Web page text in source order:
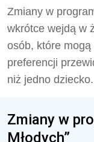
Zmiany w
wkrótce wejdą w
osób, które
preferencji
niż jedno dziecko.
Zmiany w
Młodych”